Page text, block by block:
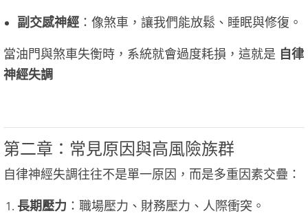
副交感神經 ：像煞車，讓我們能放鬆、睡眠與修復。
當油門與煞車失衡時，系統就會過度耗損，這就是 自律
神經失調
第二章：常見原因與高風險族群
自律神經失調往往不是單一原因，而是多重因素交疊：
長期壓力 ：職場壓力、財務壓力、人際衝突。